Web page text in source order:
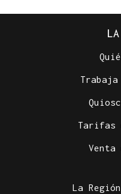
Tarifas
Venta
La